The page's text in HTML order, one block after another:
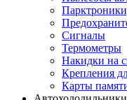
Сигналы
Термометры
Накидки на
Крепления
Карты